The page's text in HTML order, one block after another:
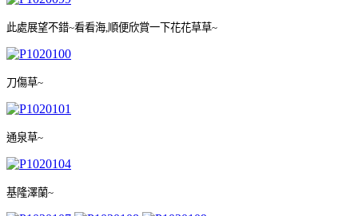
此處展望不錯~看看海 順便欣賞一下花花草草~
刀傷草~
通泉草~
基隆澤蘭~